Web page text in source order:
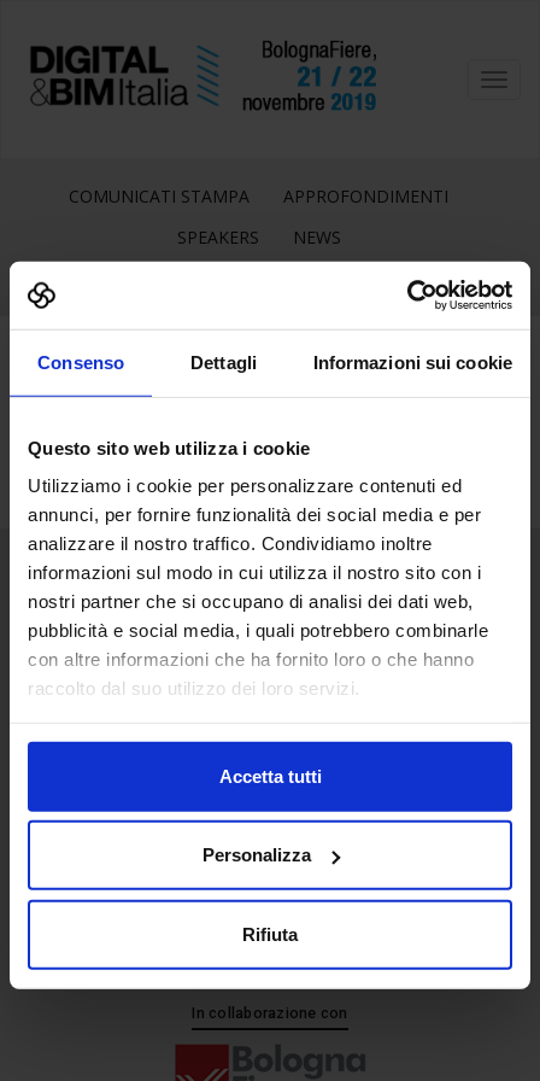
Consenso Dettagli Informazioni sui cookie
Questo sito web utilizza i cookie
Utilizziamo i cookie per personalizzare contenuti ed
annunci, per fornire funzionalità dei social media e per
analizzare il nostro traffico. Condividiamo inoltre
informazioni sul modo in cui utilizza il nostro sito con i
nostri partner che si occupano di analisi dei dati web,
pubblicità e social media, i quali potrebbero combinarle
con altre informazioni che ha fornito loro o che hanno
raccolto dal suo utilizzo dei loro servizi.
Accetta tutti
Personalizza
Rifiuta
COMUNICATI STAMPA
APPROFONDIMENTI
SPEAKERS
NEWS
Senaf srl
+ 39 051.325511
+ 39 02.332039460
In collaborazione con